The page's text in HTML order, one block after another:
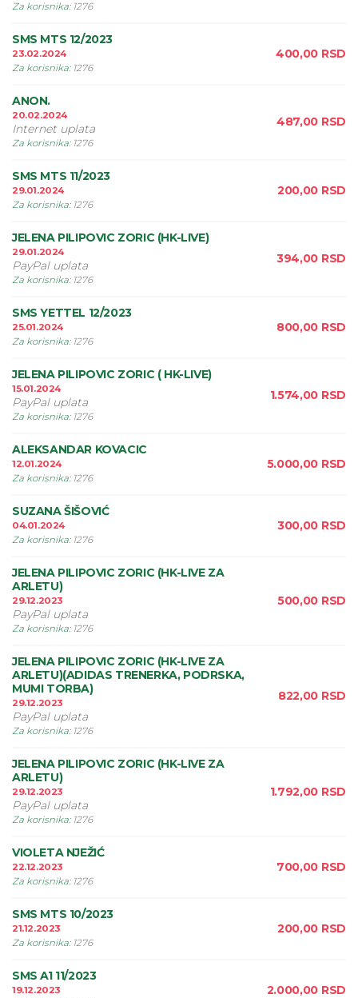
Za korisnika: 1276
SMS MTS 12/2023
23.02.2024
Za korisnika: 1276
400,00 RSD
ANON.
20.02.2024
Internet uplata
Za korisnika: 1276
487,00 RSD
SMS MTS 11/2023
29.01.2024
Za korisnika: 1276
200,00 RSD
JELENA PILIPOVIC ZORIC (HK-LIVE)
29.01.2024
PayPal uplata
Za korisnika: 1276
394,00 RSD
SMS YETTEL 12/2023
25.01.2024
Za korisnika: 1276
800,00 RSD
JELENA PILIPOVIC ZORIC ( HK-LIVE)
15.01.2024
PayPal uplata
Za korisnika: 1276
1.574,00 RSD
ALEKSANDAR KOVACIC
12.01.2024
Za korisnika: 1276
5.000,00 RSD
SUZANA ŠIŠOVIĆ
04.01.2024
Za korisnika: 1276
300,00 RSD
JELENA PILIPOVIC ZORIC (HK-LIVE ZA
ARLETU)
29.12.2023
PayPal uplata
Za korisnika: 1276
500,00 RSD
JELENA PILIPOVIC ZORIC (HK-LIVE ZA
ARLETU)(ADIDAS TRENERKA, PODRSKA,
MUMI TORBA)
29.12.2023
PayPal uplata
Za korisnika: 1276
822,00 RSD
JELENA PILIPOVIC ZORIC (HK-LIVE ZA
ARLETU)
29.12.2023
PayPal uplata
Za korisnika: 1276
1.792,00 RSD
VIOLETA NJEŽIĆ
22.12.2023
Za korisnika: 1276
700,00 RSD
SMS MTS 10/2023
21.12.2023
Za korisnika: 1276
200,00 RSD
SMS A1 11/2023
19.12.2023
2.000,00 RSD